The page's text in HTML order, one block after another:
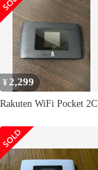
¥2,299
Rakuten WiFi Pocket 2C